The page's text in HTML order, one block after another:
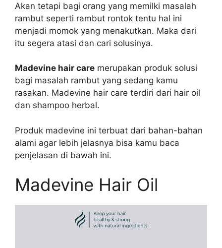
Akan tetapi bagi orang yang memilki masalah
rambut seperti rambut rontok tentu hal ini
menjadi momok yang menakutkan. Maka dari
itu segera atasi dan cari solusinya.
Madevine hair care merupakan produk solusi
bagi masalah rambut yang sedang kamu
rasakan. Madevine hair care terdiri dari hair oil
dan shampoo herbal.
Produk madevine ini terbuat dari bahan-bahan
alami agar lebih jelasnya bisa kamu baca
penjelasan di bawah ini.
Madevine Hair Oil